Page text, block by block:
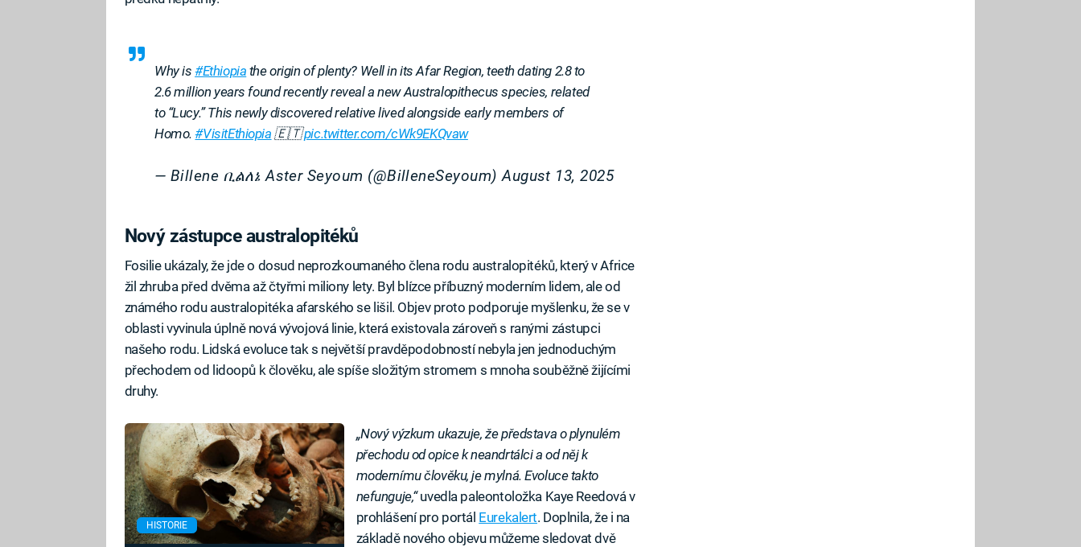
Why is#Ethiopia the origin of plenty? Well in its Afar Region, teeth dating 2.8 to
2.6 million years found recently reveal a new Australopithecus species, related
to “Lucy.” This newly discovered relative lived alongside early members of
Homo.#VisitEthiopia 🇪🇹pic.twitter.com/cWk9EKQvaw
— Billene ቢልለኔ Aster Seyoum (@BilleneSeyoum)August 13, 2025
Nový zástupce australopitéků
Fosilie ukázaly, že jde o dosud neprozkoumaného člena rodu australopitéků, který v Africe
žil zhruba před dvěma až čtyřmi miliony lety. Byl blízce příbuzný moderním lidem, ale od
známého rodu australopitéka afarského se lišil. Objev proto podporuje myšlenku, že se v
oblasti vyvinula úplně nová vývojová linie, která existovala zároveň s ranými zástupci
našeho rodu. Lidská evoluce tak s největší pravděpodobností nebyla jen jednoduchým
přechodem od lidoopů k člověku, ale spíše složitým stromem s mnoha souběžně žijícími
druhy.
HISTORIE
„Nový výzkum ukazuje, že představa o plynulém
přechodu od opice k neandrtálci a od něj k
modernímu člověku, je mylná. Evoluce takto
nefunguje,“uvedla paleontoložka Kaye Reedová v
prohlášení pro portál Eurekalert. Doplnila, že i na
základě nového objevu můžeme sledovat dvě